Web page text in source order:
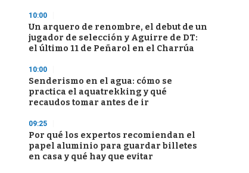
10:00
Un arquero de renombre, el debut de un
jugador de selección y Aguirre de DT:
el último 11 de Peñarol en el Charrúa
10:00
Senderismo en el agua: cómo se
practica el aquatrekking y qué
recaudos tomar antes de ir
09:25
Por qué los expertos recomiendan el
papel aluminio para guardar billetes
en casa y qué hay que evitar